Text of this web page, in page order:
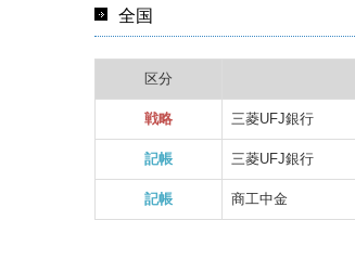
全国
区分
戦略 三菱UFJ銀行
記帳 三菱UFJ銀行
記帳 商工中金